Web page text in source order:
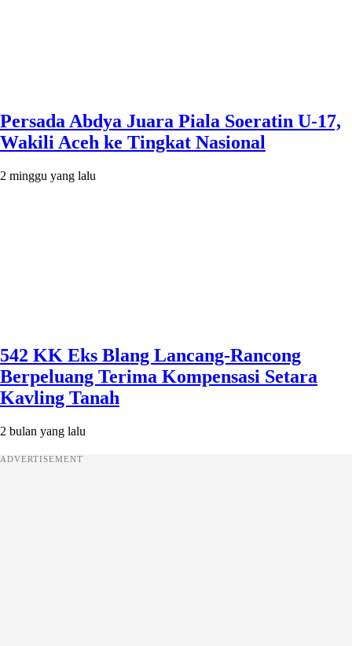
Persada Abdya Juara Piala Soeratin U-17,
Wakili Aceh ke Tingkat Nasional
2 minggu yang lalu
542 KK Eks Blang Lancang-Rancong
Berpeluang Terima Kompensasi Setara
Kavling Tanah
2 bulan yang lalu
ADVERTISEMENT